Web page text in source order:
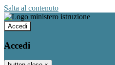
Salta al contenuto
Accedi
Accedi